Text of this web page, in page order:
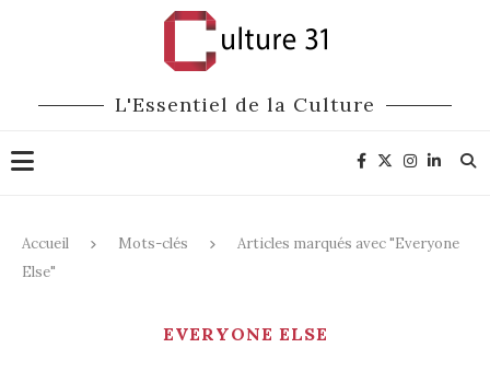
L'Essentiel de la Culture
Accueil Mots-clés
Articles marqués avec "Everyone
Else"
EVERYONE ELSE